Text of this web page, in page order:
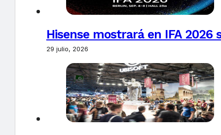
Hisense mostrará en IFA
29 julio, 2026